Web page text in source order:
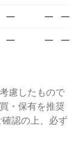
— — —
— — —
慮したもので
・保有を推奨
確認の上、必ず